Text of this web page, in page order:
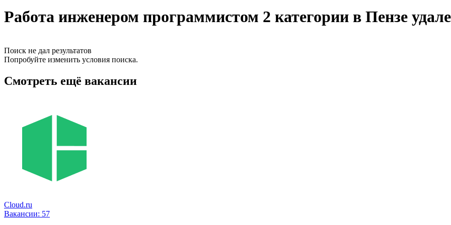
Работа инженером программистом 2 категории в Пензе
Поиск не дал результатов
Попробуйте изменить условия поиска.
Смотреть ещё вакансии
Cloud.ru
Вакансии: 57